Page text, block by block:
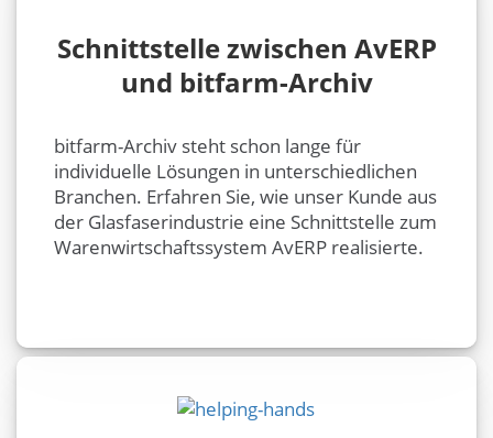
Schnittstelle zwischen AvERP
und bitfarm-Archiv
bitfarm-Archiv steht schon lange für
individuelle Lösungen in unterschiedlichen
Branchen. Erfahren Sie, wie unser Kunde aus
der Glasfaserindustrie eine Schnittstelle zum
Warenwirtschaftssystem AvERP realisierte.